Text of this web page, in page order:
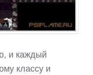
и каждый
классу и